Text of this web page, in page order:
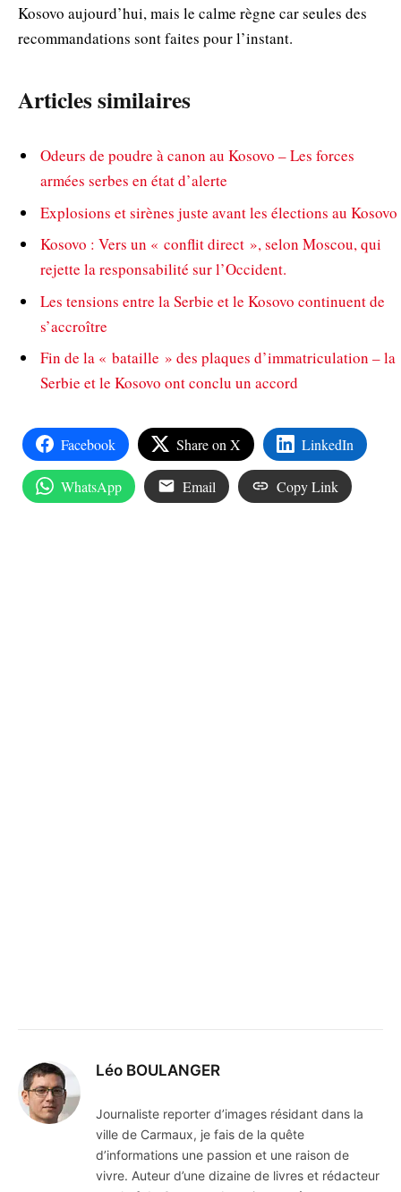
Kosovo aujourd’hui, mais le calme règne car seules des
recommandations sont faites pour l’instant.
Articles similaires
Odeurs de poudre à canon au Kosovo – Les forces
armées serbes en état d’alerte
Explosions et sirènes juste avant les élections au Kosovo
Kosovo : Vers un « conflit direct », selon Moscou, qui
rejette la responsabilité sur l’Occident.
Les tensions entre la Serbie et le Kosovo continuent de
s’accroître
Fin de la « bataille » des plaques d’immatriculation – la
Serbie et le Kosovo ont conclu un accord
Facebook Share on X LinkedIn
WhatsApp Email Copy Link
Léo BOULANGER
Journaliste reporter d’images résidant dans la
ville de Carmaux, je fais de la quête
d’informations une passion et une raison de
vivre. Auteur d’une dizaine de livres et rédacteur